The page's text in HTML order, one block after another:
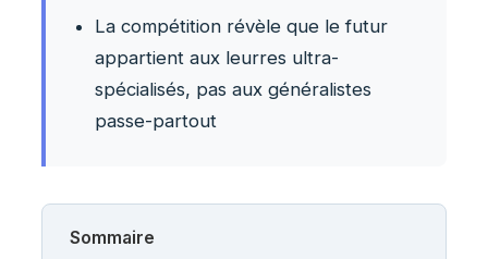
La compétition révèle que le futur
appartient aux leurres ultra-
spécialisés, pas aux généralistes
passe-partout
Sommaire